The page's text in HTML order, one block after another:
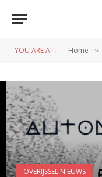
YOU ARE AT: Home »
OVERIJSSEL NIEUWS